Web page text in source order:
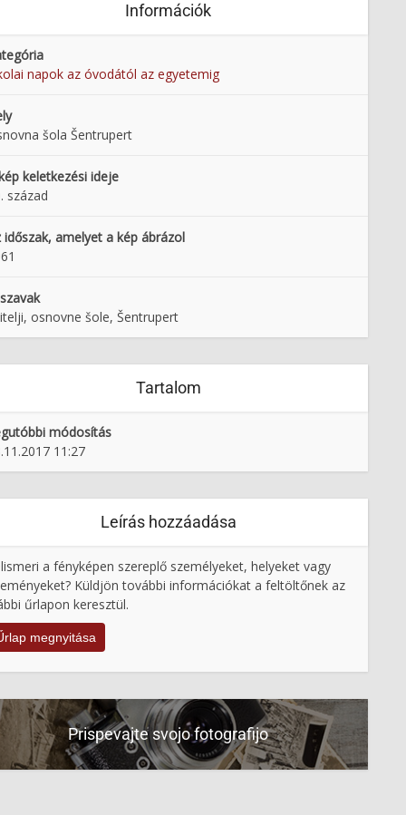
Információk
napok az óvodától az egyetemig
šola Šentrupert
keletkezési ideje
század
időszak, amelyet a kép ábrázol
osnovne šole, Šentrupert
Tartalom
módosítás
11:27
Leírás hozzáadása
a fényképen szereplő személyeket, helyeket vagy
Küldjön további információkat a feltöltőnek az
űrlapon keresztül.
megnyitása
Prispevajte svojo fotografijo